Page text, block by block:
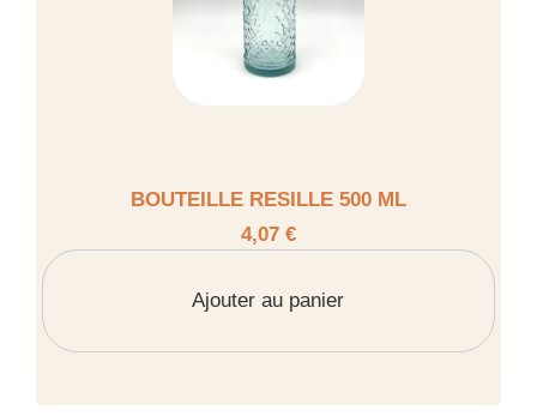
BOUTEILLE RESILLE 500 ML
4,07 €
Ajouter au panier